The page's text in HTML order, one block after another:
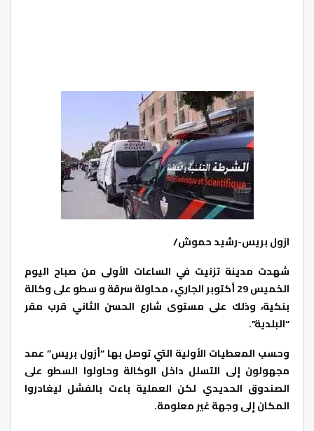
ازول بريس-رشيد حموش/
شهدت مدينة تزنيت في الساعات الأولى من صباح اليوم
الخميس 29 أكتوبر الجاري ، محاولة سرقة و سطو على وكالة
بنكية، وذلك على مستوى شارع الحسن الثاني قرب مقر
“البلدية”.
وحسب المعطيات الأولية التي توصل بها “أزول بريس” عمد
مجهولون إلى التسلل داخل الوكالة وحاولوا السطو على
الصندوق الحديدي لكن العملية باءت بالفشل ليغادروا
المكان إلى وجهة غير معلومة.